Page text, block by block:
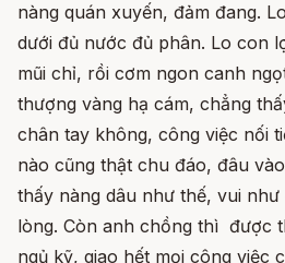
nàng quán xuyến, đảm đang.
dưới đủ nước đủ phân. Lo con
mũi chỉ, rồi cơm ngon canh
thượng vàng hạ cám, chẳng
chân tay không, công việc nối
nào cũng thật chu đáo, đâu
thấy nàng dâu như thế, vui
lòng. Còn anh chồng thì được
ngủ kỹ, giao hết mọi công việc